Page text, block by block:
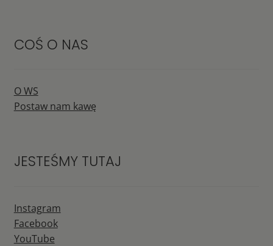
COŚ O NAS
O WS
Postaw nam kawę
JESTEŚMY TUTAJ
Instagram
Facebook
YouTube